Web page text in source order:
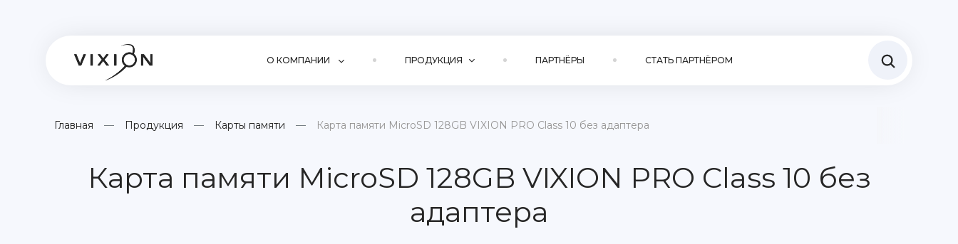
О КОМПАНИИ ПРОДУКЦИЯ ПАРТНЁРЫ СТАТЬ ПАРТНЁРОМ
Главная Продукция Карты памяти Карта памяти MicroSD 128GB VIXION PRO Class 10 без адаптера
Карта памяти MicroSD 128GB VIXION PRO Class 10 без
адаптера